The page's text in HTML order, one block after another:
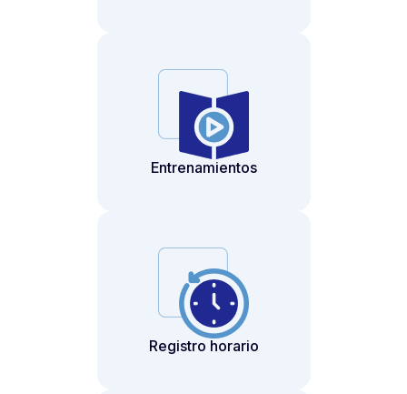
Entrenamientos
Registro horario